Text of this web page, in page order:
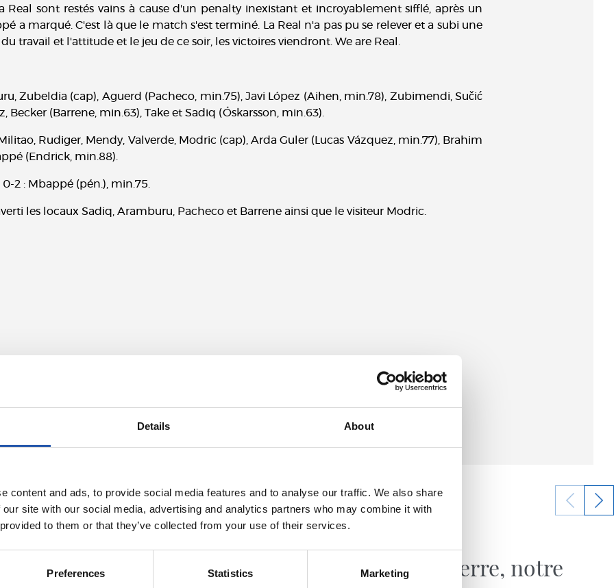
Details About
content and ads, to provide social media features and to analyse our traffic. We also share
site with our social media, advertising and analytics partners who may combine it with
to them or that they’ve collected from your use of their services.
Preferences Statistics Marketing
Real sont restés vains à cause d'un penalty inexistant et incroyablement sifflé, après un
a marqué. C'est là que le match s'est terminé. La Real n'a pas pu se relever et a subi une
travail et l'attitude et le jeu de ce soir, les victoires viendront. We are Real.
Zubeldia (cap), Aguerd (Pacheco, min.75), Javi López (Aihen, min.78), Zubimendi, Sučić
Becker (Barrene, min.63), Take et Sadiq (Óskarsson, min.63).
Rudiger, Mendy, Valverde, Modric (cap), Arda Guler (Lucas Vázquez, min.77), Brahim
(Endrick, min.88).
2 : Mbappé (pén.), min.75.
les locaux Sadiq, Aramburu, Pacheco et Barrene ainsi que le visiteur Modric.
avec
23/07/2026
COMMUNIQUÉS OFFICIELS
Verrouillé
MAGASIN
Notre terre, notre